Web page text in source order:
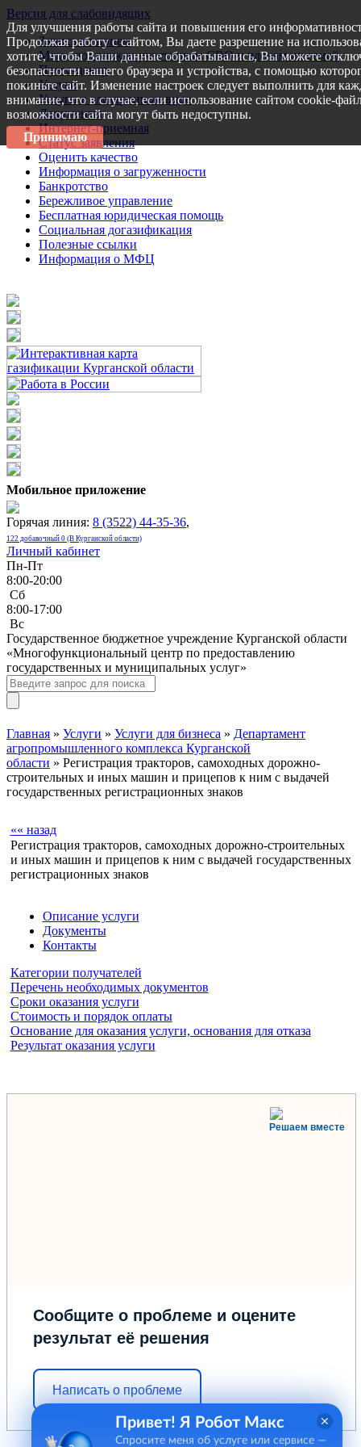
Версия для слабовидящих
Запись на прием
Меры поддержки участникам СВО и членам их семей
Пресс-центр
Услуги
Услуги в электронном виде
Документы
Интернет-приемная
Статус заявления
Оценить качество
Информация о загруженности
Банкротство
Бережливое управление
Бесплатная юридическая помощь
Социальная догазификация
Полезные ссылки
Информация о МФЦ
Мобильное приложение
Горячая линия: 8 (3522) 44-35-36,
122 добавочный 0 (В Курганской области)
Личный кабинет
Пн-Пт
8:00-20:00
Сб
8:00-17:00
Bc
Государственное бюджетное учреждение Курганской области
«Многофункциональный центр по предоставлению
государственных и муниципальных услуг»
Главная » Услуги » Услуги для бизнеса » Департамент
агропромышленного комплекса Курганской
области » Регистрация тракторов, самоходных дорожно-
строительных и иных машин и прицепов к ним с выдачей
государственных регистрационных знаков
«« назад
Регистрация тракторов, самоходных дорожно-строительных
и иных машин и прицепов к ним с выдачей государственных
регистрационных знаков
Описание услуги
Документы
Контакты
Категории получателей
Перечень необходимых документов
Сроки оказания услуги
Стоимость и порядок оплаты
Основание для оказания услуги, основания для отказа
Результат оказания услуги
Решаем вместе
Сообщите о проблеме и оцените
результат её решения
Написать о проблеме
Для улучшения работы сайта и повышения его
Продолжая работу с сайтом, Вы даете разрешение на
хотите, чтобы Ваши данные обрабатывались, Вы можете
безопасности вашего браузера и устройства, с помощью
покиньте сайт. Изменение настроек следует выполнить для
внимание, что в случае, если использование сайтом cookie-
возможности сайта могут быть недоступны.
Принимаю
Привет! Я Робот Макс
Спросите меня об услуге или сервисе —